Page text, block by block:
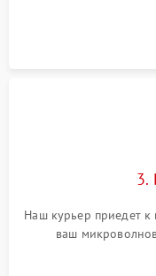
3.
Наш курьер приедет к
ваш